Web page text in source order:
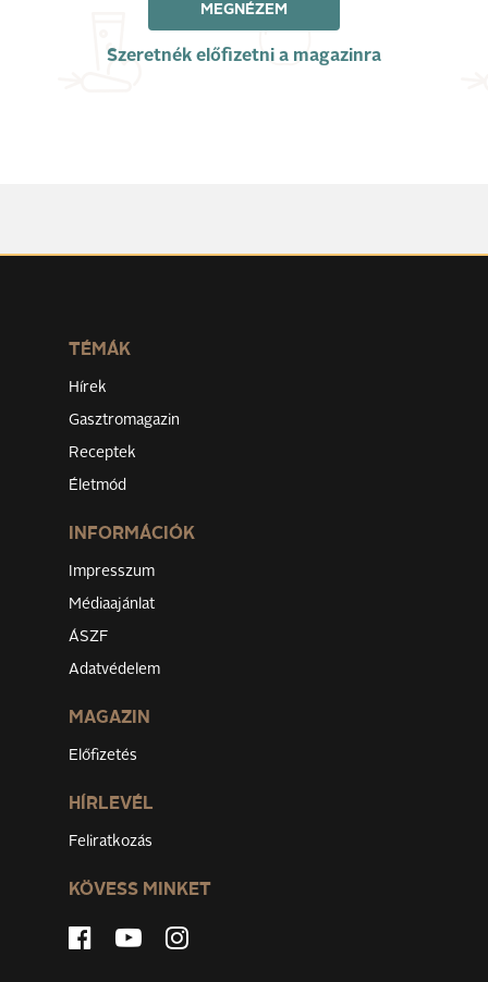
MEGNÉZEM
Szeretnék előfizetni a magazinra
TÉMÁK
Hírek
Gasztromagazin
Receptek
Életmód
INFORMÁCIÓK
Impresszum
Médiaajánlat
ÁSZF
Adatvédelem
MAGAZIN
Előfizetés
HÍRLEVÉL
Feliratkozás
KÖVESS MINKET